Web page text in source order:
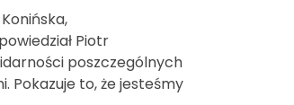
Piotr
poszczególnych
Pokazuje to, że jesteśmy